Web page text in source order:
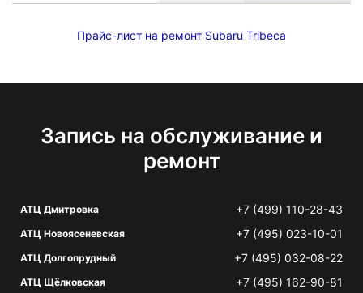
Прайс-лист на ремонт Subaru Tribeca
Запись на обслуживание и
ремонт
АТЦ Дмитровка +7 (499) 110-28-43
АТЦ Новоясеневская +7 (495) 023-10-01
АТЦ Долгопрудный +7 (495) 032-08-22
АТЦ Щёлковская +7 (495) 162-90-81